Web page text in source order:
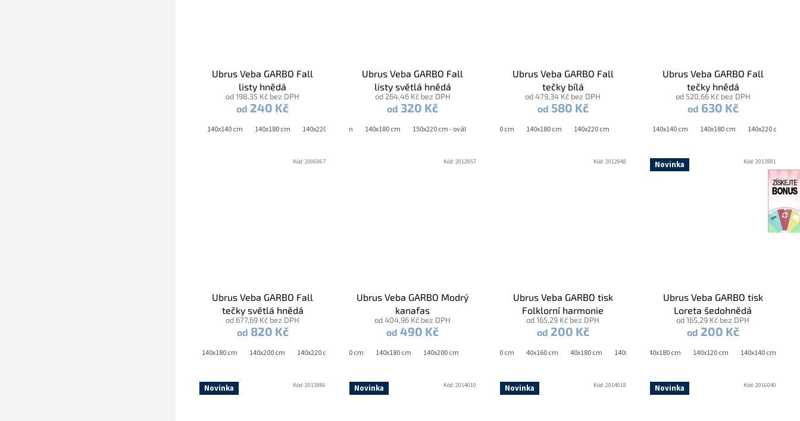
Ubrus Veba GARBO Fall
listy hnědá
od 198,35 Kč bez DPH
od 240 Kč
140x140 cm 140x180 cm 140x220 cm 150 cm - kruh 150x220 cm - ovál
Ubrus Veba GARBO Fall
listy světlá hnědá
od 264,46 Kč bez DPH
od 320 Kč
40x160 cm 140x180 cm 150x220 cm - ovál
Ubrus Veba GARBO Fall
tečky bílá
od 479,34 Kč bez DPH
od 580 Kč
140x140 cm 140x180 cm 140x220 cm
Ubrus Veba GARBO Fall
tečky hnědá
od 520,66 Kč bez DPH
od 630 Kč
140x120 cm 140x140 cm 140x180 cm 140x220 cm
Ubrus Veba GARBO Fall
tečky světlá hnědá
od 677,69 Kč bez DPH
od 820 Kč
140x180 cm 140x200 cm 140x220 cm
Kód:2006067
Ubrus Veba GARBO Modrý
kanafas
od 404,96 Kč bez DPH
od 490 Kč
140x120 cm 140x180 cm 140x200 cm
Kód:2012957
Ubrus Veba GARBO tisk
Folklorní harmonie
od 165,29 Kč bez DPH
od 200 Kč
40x120 cm 40x140 cm 40x160 cm 40x180 cm 140x140 cm
Kód:2012948 Novinka
Ubrus Veba GARBO tisk
Loreta šedohnědá
od 165,29 Kč bez DPH
od 200 Kč
40x120 cm 40x140 cm 40x160 cm 40x180 cm 140x120 cm 140x140 cm
Kód:2013881
Novinka Kód:2013886 Novinka Kód:2014010 Novinka Kód:2014018 Novinka Kód:2016040